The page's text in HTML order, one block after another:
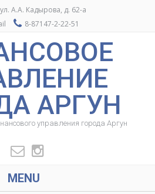
А.А. Кадырова, д. 62-а
8-87147-2-22-51
АРГУН
управления города Аргун
MENU